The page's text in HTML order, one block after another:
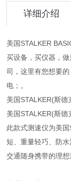
详细介绍
美国STALKER
买设备，买仪器，
司，这里有您想要
电；。
美国
美国STALKER(斯德
此款式测速仪为美
短、重量轻巧、防
交通随身携带的理